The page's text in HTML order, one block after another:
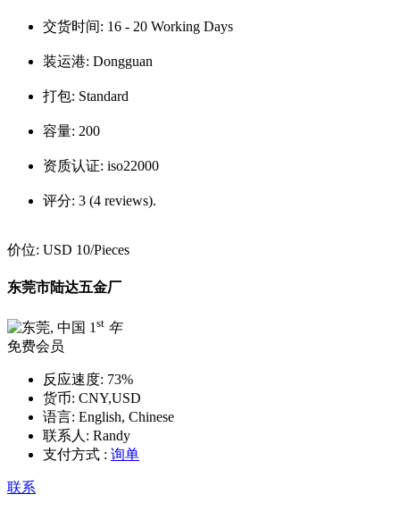
交货时间: 16 - 20 Working Days
装运港: Dongguan
打包: Standard
容量: 200
资质认证: iso22000
评分: 3 (4 reviews).
价位: USD 10/Pieces
东莞市陆达五金厂
1st 年
免费会员
反应速度: 73%
货币: CNY,USD
语言: English, Chinese
联系人: Randy
支付方式 : 询单
联系